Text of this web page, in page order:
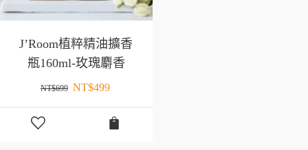
J’Room植粹精油擴香
瓶160ml-玫瑰麝香
NT$699 NT$499